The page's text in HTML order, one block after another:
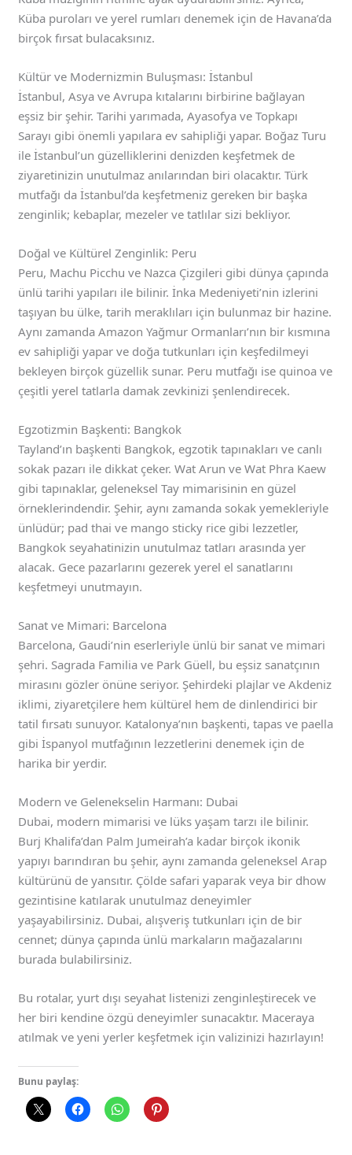
Küba puroları ve yerel rumları denemek için de Havana’da
birçok fırsat bulacaksınız.
Kültür ve Modernizmin Buluşması: İstanbul
İstanbul, Asya ve Avrupa kıtalarını birbirine bağlayan
eşsiz bir şehir. Tarihi yarımada, Ayasofya ve Topkapı
Sarayı gibi önemli yapılara ev sahipliği yapar. Boğaz Turu
ile İstanbul’un güzelliklerini denizden keşfetmek de
ziyaretinizin unutulmaz anılarından biri olacaktır. Türk
mutfağı da İstanbul’da keşfetmeniz gereken bir başka
zenginlik; kebaplar, mezeler ve tatlılar sizi bekliyor.
Doğal ve Kültürel Zenginlik: Peru
Peru, Machu Picchu ve Nazca Çizgileri gibi dünya çapında
ünlü tarihi yapıları ile bilinir. İnka Medeniyeti’nin izlerini
taşıyan bu ülke, tarih meraklıları için bulunmaz bir hazine.
Aynı zamanda Amazon Yağmur Ormanları’nın bir kısmına
ev sahipliği yapar ve doğa tutkunları için keşfedilmeyi
bekleyen birçok güzellik sunar. Peru mutfağı ise quinoa ve
çeşitli yerel tatlarla damak zevkinizi şenlendirecek.
Egzotizmin Başkenti: Bangkok
Tayland’ın başkenti Bangkok, egzotik tapınakları ve canlı
sokak pazarı ile dikkat çeker. Wat Arun ve Wat Phra Kaew
gibi tapınaklar, geleneksel Tay mimarisinin en güzel
örneklerindendir. Şehir, aynı zamanda sokak yemekleriyle
ünlüdür; pad thai ve mango sticky rice gibi lezzetler,
Bangkok seyahatinizin unutulmaz tatları arasında yer
alacak. Gece pazarlarını gezerek yerel el sanatlarını
keşfetmeyi unutmayın.
Sanat ve Mimari: Barcelona
Barcelona, Gaudi’nin eserleriyle ünlü bir sanat ve mimari
şehri. Sagrada Familia ve Park Güell, bu eşsiz sanatçının
mirasını gözler önüne seriyor. Şehirdeki plajlar ve Akdeniz
iklimi, ziyaretçilere hem kültürel hem de dinlendirici bir
tatil fırsatı sunuyor. Katalonya’nın başkenti, tapas ve paella
gibi İspanyol mutfağının lezzetlerini denemek için de
harika bir yerdir.
Modern ve Gelenekselin Harmanı: Dubai
Dubai, modern mimarisi ve lüks yaşam tarzı ile bilinir.
Burj Khalifa’dan Palm Jumeirah’a kadar birçok ikonik
yapıyı barındıran bu şehir, aynı zamanda geleneksel Arap
kültürünü de yansıtır. Çölde safari yaparak veya bir dhow
gezintisine katılarak unutulmaz deneyimler
yaşayabilirsiniz. Dubai, alışveriş tutkunları için de bir
cennet; dünya çapında ünlü markaların mağazalarını
burada bulabilirsiniz.
Bu rotalar, yurt dışı seyahat listenizi zenginleştirecek ve
her biri kendine özgü deneyimler sunacaktır. Maceraya
atılmak ve yeni yerler keşfetmek için valizinizi hazırlayın!
Bunu paylaş: